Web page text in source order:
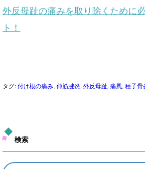
外反母趾の痛みを取り除くために
ト！
タグ: 付け根の痛み, 伸筋腱炎, 外反母趾, 痛風, 種子骨
検索